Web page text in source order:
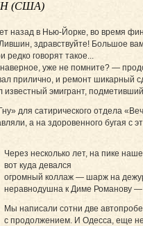
(США)
назад в Нью-Йорке, во время
здравствуйте! Большое
говорят такое...
уже не помните? —
прилично, и ремонт шикарный
известный эмигрант,
для сатирического отдела
а на здоровенного бугая с
Через несколько лет, на пике
вот куда девался
огромный коллаж — шарж на
неравнодушна к Диме Романову —
Мы написали сотни две
с продолжением. И Одесса, еще